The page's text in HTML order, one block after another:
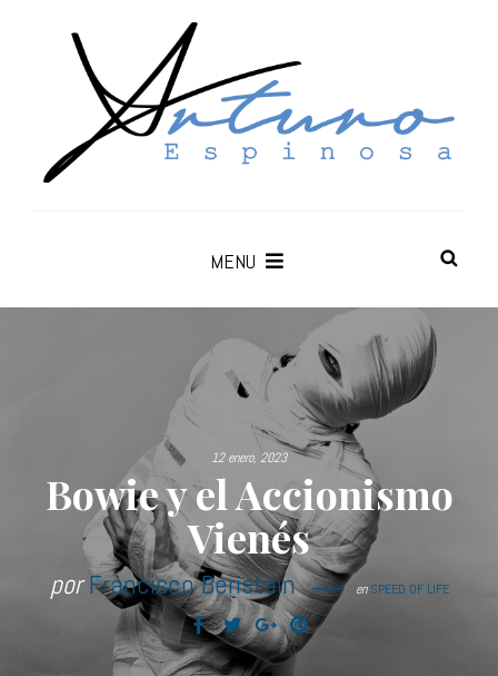
MENU
12 enero, 2023
Bowie y el Accionismo
Vienés
porFrancisco Beristain enSPEED OF LIFE